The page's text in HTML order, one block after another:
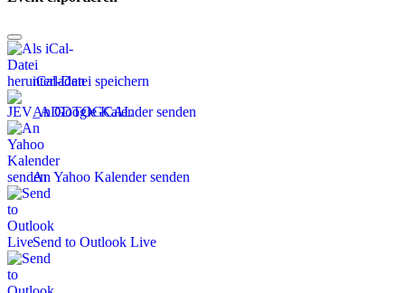
iCal-Datei speichern
An Google Kalender senden
An Yahoo Kalender senden
Send to Outlook Live